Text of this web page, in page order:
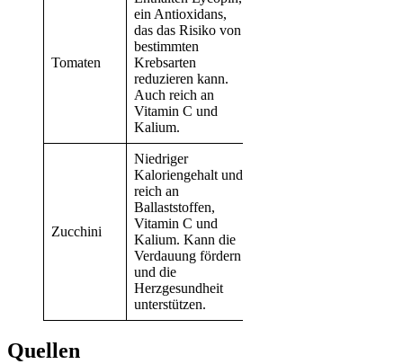
Tomaten
ein Antioxidans,
das das Risiko von
bestimmten
Krebsarten
reduzieren kann.
Auch reich an
Vitamin C und
Kalium.
Zucchini
Niedriger
Kaloriengehalt und
reich an
Ballaststoffen,
Vitamin C und
Kalium. Kann die
Verdauung fördern
und die
Herzgesundheit
unterstützen.
Quellen